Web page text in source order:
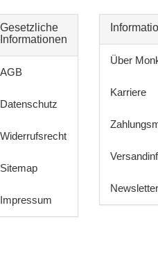
Gesetzliche
Informationen
AGB
Datenschutz
Widerrufsrecht
Sitemap
Impressum
Über
Karriere
Newsletter